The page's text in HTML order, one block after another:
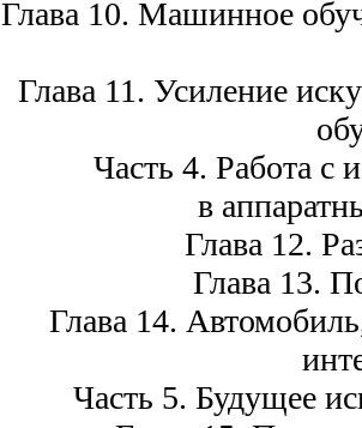
Глава 10. Машинное
Глава 11. Усиление
Часть 4. Работа с
в
Глава 12.
Глава 13.
Глава 14.
Часть 5. Будущее